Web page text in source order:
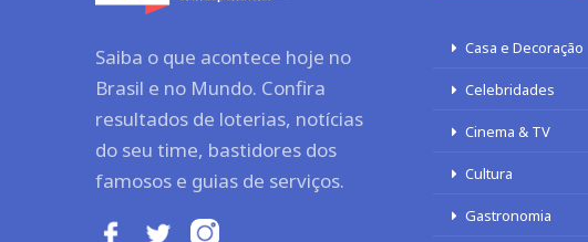
Saiba o que acontece hoje no
Brasil e no Mundo. Confira
resultados de loterias, notícias
do seu time, bastidores dos
famosos e guias de serviços.
Casa e Decoração
Celebridades
Cinema & TV
Cultura
Gastronomia